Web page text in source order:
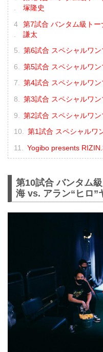
塚隆史
第7試合 バンタム級ト
謙太
第6試合 スペシャルワ
第5試合 スペシャルワ
第4試合 スペシャルワ
第3試合 スペシャルワ
第2試合 スペシャルワ
第1試合 スペシャルワ
Yogibo presents
第10試合 バンタム
海 vs. アラン“ヒロ”